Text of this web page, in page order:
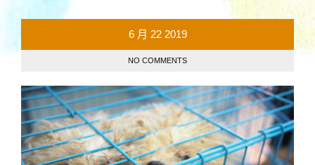
6 月 22 2019
NO COMMENTS